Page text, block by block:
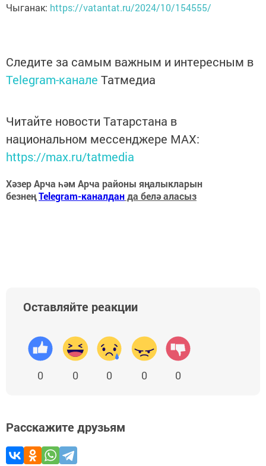
Чыганак: https://vatantat.ru/2024/10/154555/
Следите за самым важным и интересным в
Telegram-канале Татмедиа
Читайте новости Татарстана в
национальном мессенджере MАХ:
https://max.ru/tatmedia
Хәзер Арча һәм Арча районы яңалыкларын
безнеңTelegram-каналданда белә аласыз
Оставляйте реакции
0 0 0 0 0
Расскажите друзьям